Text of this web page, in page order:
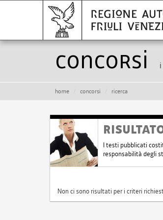
Concorsi
home concorsi ricerca
I testi pubblicati
responsabilità degli
Non ci sono risultati per i criteri